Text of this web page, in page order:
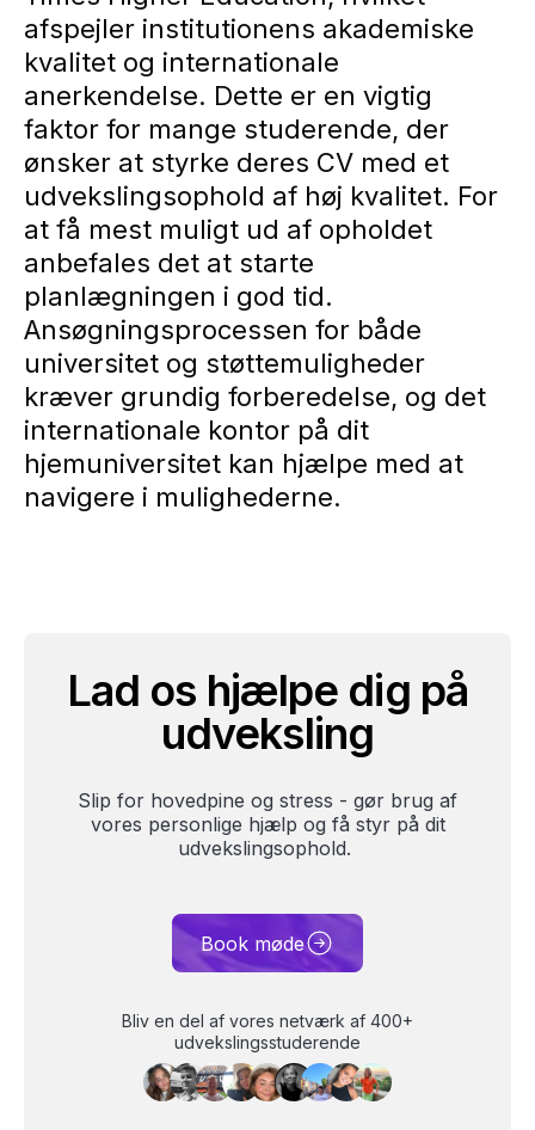
afspejler institutionens akademiske
kvalitet og internationale
anerkendelse. Dette er en vigtig
faktor for mange studerende, der
ønsker at styrke deres CV med et
udvekslingsophold af høj kvalitet. For
at få mest muligt ud af opholdet
anbefales det at starte
planlægningen i god tid.
Ansøgningsprocessen for både
universitet og støttemuligheder
kræver grundig forberedelse, og det
internationale kontor på dit
hjemuniversitet kan hjælpe med at
navigere i mulighederne.
Lad os hjælpe dig på
udveksling
Slip for hovedpine og stress - gør brug af
vores personlige hjælp og få styr på dit
udvekslingsophold.
Book møde
Bliv en del af vores netværk af 400+
udvekslingsstuderende